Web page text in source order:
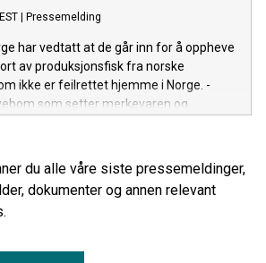
Pressemelding
har vedtatt at de går inn for å oppheve
av produksjonsfisk fra norske
ikke er feilrettet hjemme i Norge. -
som setter merkevaren og
du alle våre siste pressemeldinger,
dokumenter og annen relevant